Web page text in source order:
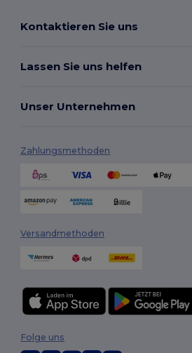
Kontaktieren Sie uns
Lassen Sie uns helfen
Unser Unternehmen
Zahlungsmethoden
Versandmethoden
Folge uns